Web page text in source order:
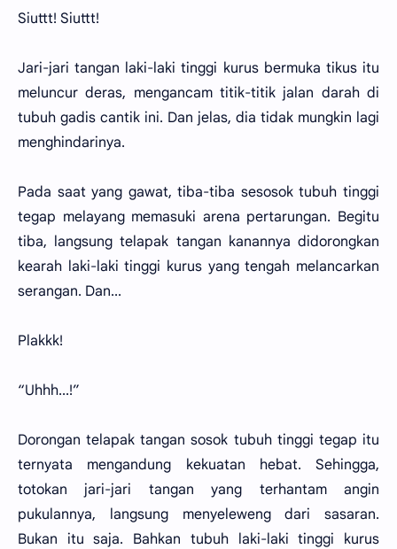
Siuttt! Siuttt!
Jari-jari tangan laki-laki tinggi kurus bermuka tikus itu
meluncur deras, mengancam titik-titik jalan darah di
tubuh gadis cantik ini. Dan jelas, dia tidak mungkin lagi
menghindarinya.
Pada saat yang gawat, tiba-tiba sesosok tubuh tinggi
tegap melayang memasuki arena pertarungan. Begitu
tiba, langsung telapak tangan kanannya didorongkan
kearah laki-laki tinggi kurus yang tengah melancarkan
serangan. Dan...
Plakkk!
“Uhhh...!”
Dorongan telapak tangan sosok tubuh tinggi tegap itu
ternyata mengandung kekuatan hebat. Sehingga,
totokan jari-jari tangan yang terhantam angin
pukulannya, langsung menyeleweng dari sasaran.
Bukan itu saja. Bahkan tubuh laki-laki tinggi kurus